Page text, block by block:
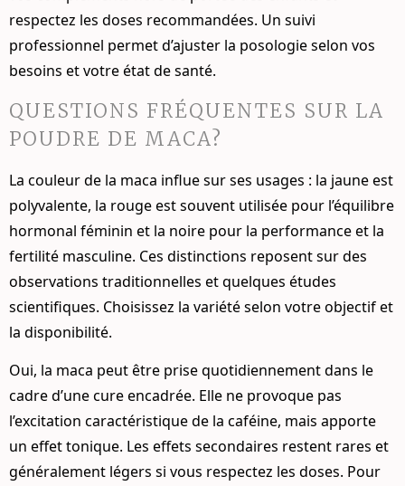
respectez les doses recommandées. Un suivi
professionnel permet d’ajuster la posologie selon vos
besoins et votre état de santé.
QUESTIONS FRÉQUENTES SUR LA
POUDRE DE MACA?
La couleur de la maca influe sur ses usages : la jaune est
polyvalente, la rouge est souvent utilisée pour l’équilibre
hormonal féminin et la noire pour la performance et la
fertilité masculine. Ces distinctions reposent sur des
observations traditionnelles et quelques études
scientifiques. Choisissez la variété selon votre objectif et
la disponibilité.
Oui, la maca peut être prise quotidiennement dans le
cadre d’une cure encadrée. Elle ne provoque pas
l’excitation caractéristique de la caféine, mais apporte
un effet tonique. Les effets secondaires restent rares et
généralement légers si vous respectez les doses. Pour